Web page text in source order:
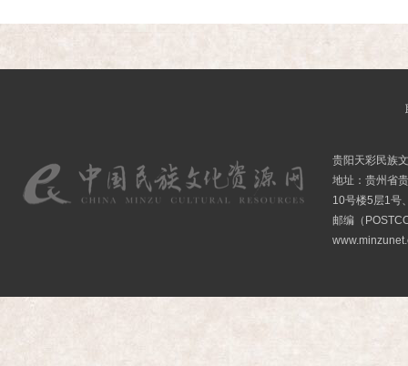
贵阳天彩民族
地址：贵州省
10号楼5层1号
邮编（